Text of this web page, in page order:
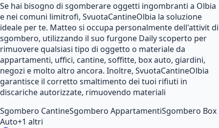
Se hai bisogno di sgomberare oggetti ingombranti a Olbia
e nei comuni limitrofi, SvuotaCantineOlbia la soluzione
ideale per te. Matteo si occupa personalmente dell'attivit di
sgombero, utilizzando il suo furgone Daily scoperto per
rimuovere qualsiasi tipo di oggetto o materiale da
appartamenti, uffici, cantine, soffitte, box auto, giardini,
negozi e molto altro ancora. Inoltre, SvuotaCantineOlbia
garantisce il corretto smaltimento dei tuoi rifiuti in
discariche autorizzate, rimuovendo materiali
Sgombero CantineSgombero AppartamentiSgombero Box
Auto+1 altri